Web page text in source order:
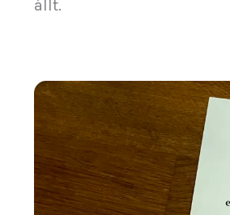
állt.